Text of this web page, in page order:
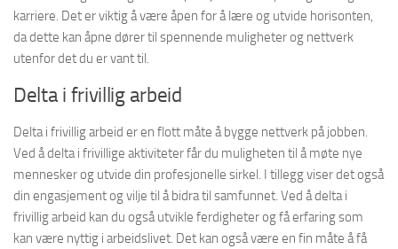
karriere. Det er viktig å være åpen for å lære og utvide horisonten,
da dette kan åpne dører til spennende muligheter og nettverk
utenfor det du er vant til.
Delta i frivillig arbeid
Delta i frivillig arbeid er en flott måte å bygge nettverk på jobben.
Ved å delta i frivillige aktiviteter får du muligheten til å møte nye
mennesker og utvide din profesjonelle sirkel. I tillegg viser det også
din engasjement og vilje til å bidra til samfunnet. Ved å delta i
frivillig arbeid kan du også utvikle ferdigheter og få erfaring som
kan være nyttig i arbeidslivet. Det kan også være en fin måte å få